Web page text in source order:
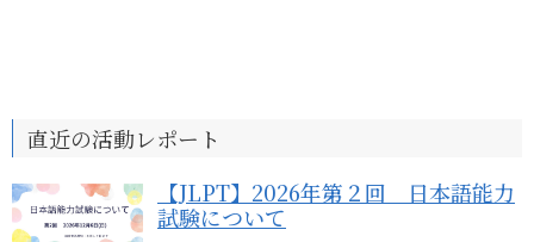
直近の活動レポート
【JLPT】2026年第２回 日本語能力
試験について